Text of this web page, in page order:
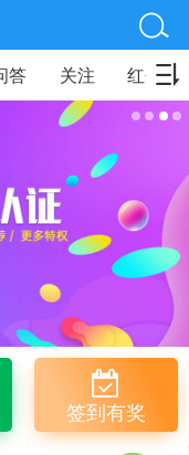
答 关注 红包
签到有奖